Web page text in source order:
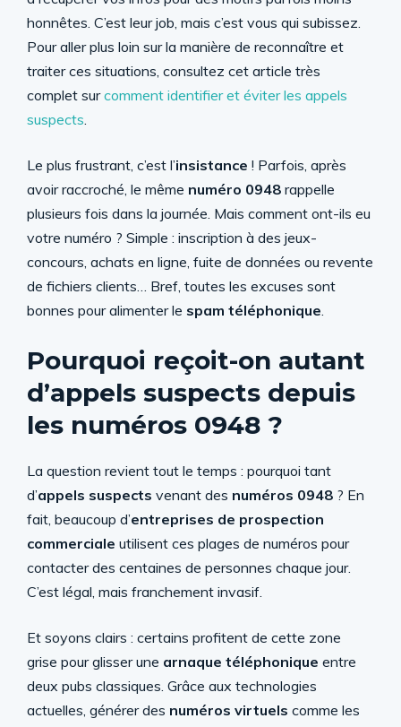
honnêtes. C’est leur job, mais c’est vous qui subissez.
Pour aller plus loin sur la manière de reconnaître et
traiter ces situations, consultez cet article très
complet surcomment identifier et éviter les appels
suspects.
Le plus frustrant, c’est l’insistance ! Parfois, après
avoir raccroché, le même numéro 0948 rappelle
plusieurs fois dans la journée. Mais comment ont-ils eu
votre numéro ? Simple : inscription à des jeux-
concours, achats en ligne, fuite de données ou revente
de fichiers clients… Bref, toutes les excuses sont
bonnes pour alimenter le spam téléphonique.
Pourquoi reçoit-on autant
d’appels suspects depuis
les numéros 0948 ?
La question revient tout le temps : pourquoi tant
d’appels suspects venant des numéros 0948 ? En
fait, beaucoup d’entreprises de prospection
commerciale utilisent ces plages de numéros pour
contacter des centaines de personnes chaque jour.
C’est légal, mais franchement invasif.
Et soyons clairs : certains profitent de cette zone
grise pour glisser une arnaque téléphonique entre
deux pubs classiques. Grâce aux technologies
actuelles, générer des numéros virtuels comme les